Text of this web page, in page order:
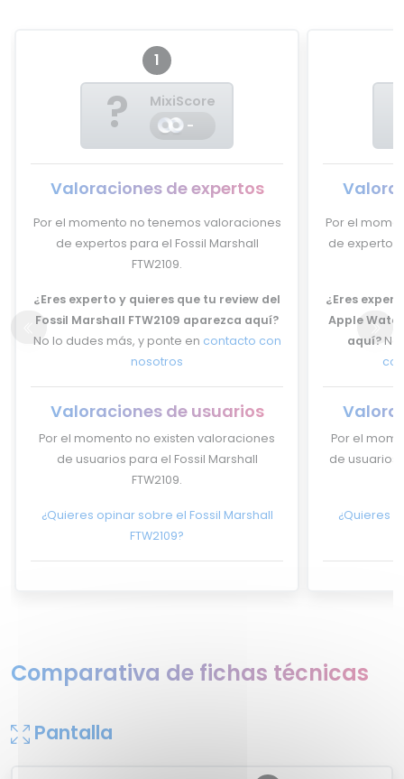
1
?
MixiScore
-
Valoraciones de expertos
Por el momento no tenemos valoraciones
de expertos para el Fossil Marshall
FTW2109.
¿Eres experto y quieres que tu review del
Fossil Marshall FTW2109 aparezca aquí?
No lo dudes más, y ponte en contacto con
nosotros
Valoraciones de usuarios
Por el momento no existen valoraciones
de usuarios para el Fossil Marshall
FTW2109.
¿Quieres opinar sobre el Fossil Marshall
FTW2109?
Por el
de expertos
¿Eres
Apple
aquí?
Por el
de usuarios
¿Quieres
Comparativa de fichas técnicas
Pantalla